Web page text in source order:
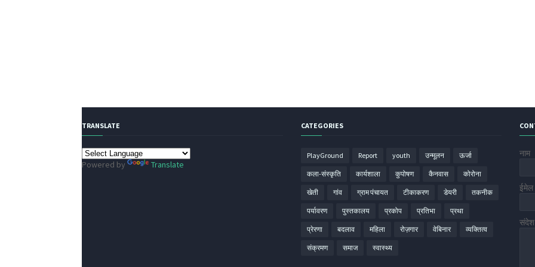
TRANSLATE
Powered by Translate
CATEGORIES
PlayGround Report youth उन्मूलन ऊर्जा
कला-संस्कृति कार्यशाला कुपोषण कैनवास कोरोना
खेती गांव ग्राम पंचायत टीकाकरण डेयरी तकनीक
पर्यावरण पुस्तकालय प्रकोप प्रतिभा प्रथा
प्रेरणा बदलाव महिला रोज़गार वेबिनार व्यक्तित्व
संक्रमण समाज स्वास्थ्य
नाम
ईमेल
संदेश